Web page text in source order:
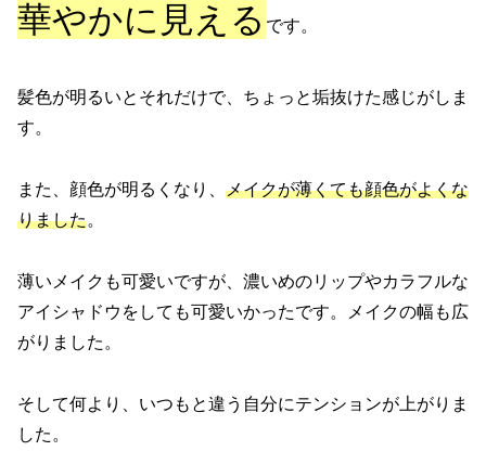
華やかに見える です。
髪色が明るいとそれだけで、ちょっと垢抜けた感じがしま
す。
また、顔色が明るくなり、 メイクが薄くても顔色がよくな
りました。
薄いメイクも可愛いですが、濃いめのリップやカラフルな
アイシャドウをしても可愛いかったです。メイクの幅も広
がりました。
そして何より、いつもと違う自分にテンションが上がりま
した。